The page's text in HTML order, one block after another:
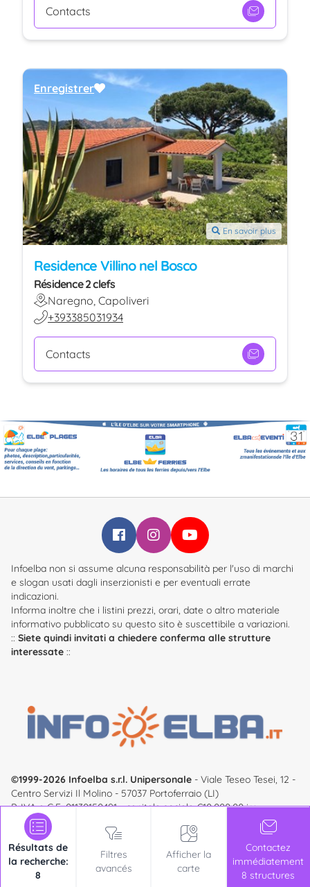
Contacts
En savoir plus
Residence Villino nel Bosco
Résidence 2 clefs
Naregno, Capoliveri
+393385031934
Contacts
Enregistrer
Résultats de
la recherche:
8
Filtres
avancés
Afficher la
carte
Contactez
immédiatement
8 structures
Infoelba su Facebook
Infoelba su Instagram
Infoelba su YouTube
Infoelba non si assume alcuna responsabilità per l'uso di marchi
e slogan usati dagli inserzionisti e per eventuali errate
indicazioni.
Informa inoltre che i listini prezzi, orari, date o altro materiale
informativo pubblicato su questo sito è suscettibile a variazioni.
:: Siete quindi invitati a chiedere conferma alle strutture
interessate ::
©1999-2026 Infoelba s.r.l. Unipersonale - Viale Teseo Tesei, 12 -
Centro Servizi Il Molino - 57037 Portoferraio (LI)
P. IVA e C.F. 01130150491 - capitale sociale €10.000,00 i.v. -
registro imprese numero 01130150491 - REA: LI - 100635
infoelba® Est une marque déposée - tous droits réservés -
Accesso all'area riservata